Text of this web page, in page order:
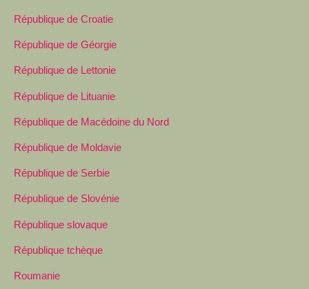
République de Croatie
République de Géorgie
République de Lettonie
République de Lituanie
République de Macédoine du Nord
République de Moldavie
République de Serbie
République de Slovénie
République slovaque
République tchèque
Roumanie